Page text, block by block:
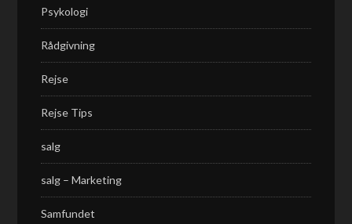
Psykologi
Rådgivning
Rejse
Rejse Tips
salg
salg – Marketing
Samfundet